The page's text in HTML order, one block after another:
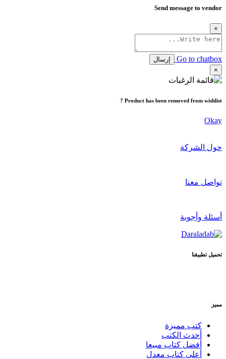
Send message to vendor
×
Go to chatbox
إرسال
×
Product has been removed from wishlist ?
Okay
حول الشركة
تواصل معنا
أسئلة وأجوبة
تحميل تطبيقنا
مميز
كتب مميزة
أحدث الكتب
أفضل كتاب مبيعا
أعلى كتاب معدل